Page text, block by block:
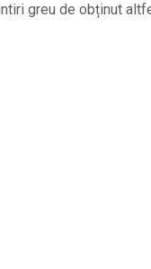
greu de obținut